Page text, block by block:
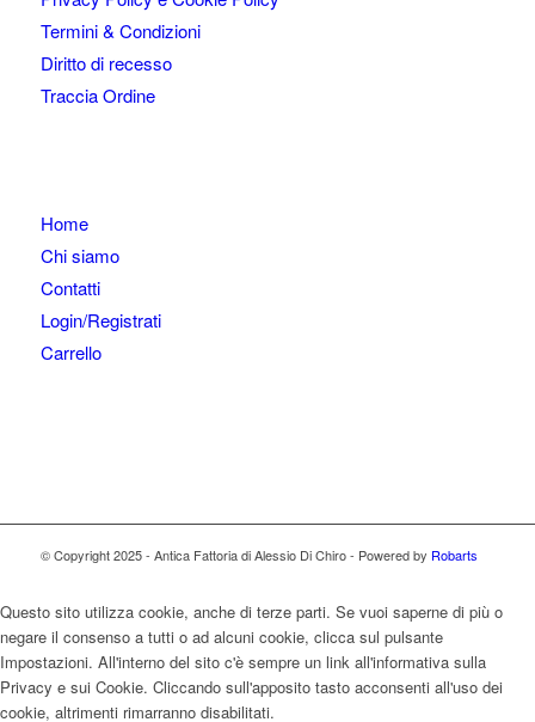
Termini & Condizioni
Diritto di recesso
Traccia Ordine
Home
Chi siamo
Contatti
Login/Registrati
Carrello
© Copyright 2025 - Antica Fattoria di Alessio Di Chiro - Powered by Robarts
Questo sito utilizza cookie, anche di terze parti. Se vuoi saperne di più o
negare il consenso a tutti o ad alcuni cookie, clicca sul pulsante
Impostazioni. All'interno del sito c'è sempre un link all'informativa sulla
Privacy e sui Cookie. Cliccando sull'apposito tasto acconsenti all'uso dei
cookie, altrimenti rimarranno disabilitati.